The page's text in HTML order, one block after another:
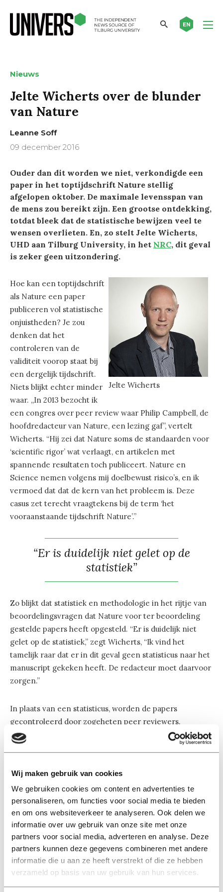
Wij maken gebruik van cookies
We gebruiken cookies om content en advertenties te
personaliseren, om functies voor social media te bieden
en om ons websiteverkeer te analyseren. Ook delen we
informatie over uw gebruik van onze site met onze
partners voor social media, adverteren en analyse. Deze
partners kunnen deze gegevens combineren met andere
informatie die u aan ze heeft verstrekt of die ze hebben
verzameld op basis van uw gebruik van hun services.
EN
Nieuws
Jelte Wicherts over de blunder
van Nature
Leanne Soff
09 december 2016
Ouder dan dit worden we niet, verkondigde een
paper in het toptijdschrift Nature stellig
afgelopen oktober. De maximale levensspan van
de mens zou bereikt zijn. Een grootse ontdekking,
totdat bleek dat de statistische bewijzen veel te
wensen overlieten. En, zo stelt Jelte Wicherts,
UHD aan Tilburg University, in het NRC, dit geval
is zeker geen uitzondering.
Jelte Wicherts
Hoe kan een toptijdschrift
als Nature een paper
publiceren vol statistische
onjuistheden? Je zou
denken dat het
controleren van de
validiteit voorop staat bij
een dergelijk tijdschrift.
Niets blijkt echter minder
waar. „In 2013 bezocht ik
een congres over peer review waar Philip Campbell, de
hoofdredacteur van Nature, een lezing gaf”, vertelt
Wicherts. “Hij zei dat Nature soms de standaarden voor
‘scientific rigor’ wat verlaagt, en artikelen met
spannende resultaten toch publiceert. Nature en
Science nemen volgens mij doelbewust risico’s, en ik
vermoed dat dat de kern van het probleem is. Deze
casus zet terecht vraagtekens bij de term ‘het
vooraanstaande tijdschrift Nature’.”
“Er is duidelijk niet gelet op de
statistiek”
Zo blijkt dat statistiek en methodologie in het rijtje van
beoordelingsvragen dat Nature voor ter beoordeling
gestelde papers heeft opgesteld. “Er is duidelijk niet
gelet op de statistiek,” zegt Wicherts, “Ik vind het
tamelijk raar dat er in dit geval geen statisticus naar het
manuscript gekeken heeft. De redacteur moet daarvoor
zorgen.”
In plaats van een statisticus, worden de papers
gecontroleerd door zogeheten peer reviewers.
Medewetenschappers dus, die de wetenschappelijke
bevindingen en gebruikte methodes onder de loep
paper was Jean-Marie Robine. Hij controleerde een
paper dat het standpunt zou bewijzen dat hij al jaren
inneemt. Toch kwam Robine wel met aardig wat stevige
kritiek en adviezen. Zodanig veel zelfs, dat hij expliciete
vernoeming in het paper eraan overhield.An sich
erg, vindt Wicherts, maar het doet de objectiviteit van
een peer reviewsysteem niet ten goede:
“Het peer review-proces verliep